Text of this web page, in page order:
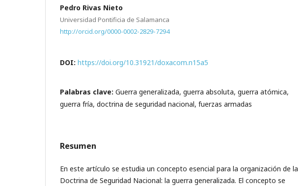
Pedro Rivas Nieto
Universidad Pontificia de Salamanca
http://orcid.org/0000-0002-2829-7294
DOI: https://doi.org/10.31921/doxacom.n15a5
Palabras clave: Guerra generalizada, guerra absoluta, guerra atómica,
guerra fría, doctrina de seguridad nacional, fuerzas armadas
Resumen
En este artículo se estudia un concepto esencial para la organización de la
Doctrina de Seguridad Nacional: la guerra generalizada. El concepto se